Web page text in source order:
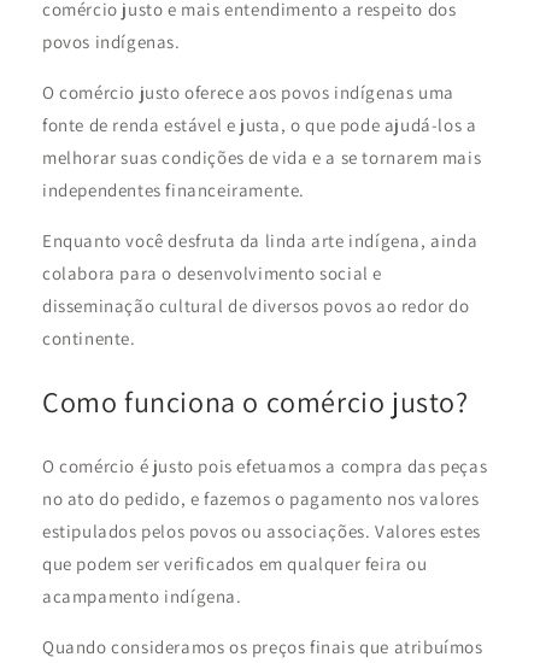
comércio justo e mais entendimento a respeito dos
povos indígenas.
O comércio justo oferece aos povos indígenas uma
fonte de renda estável e justa, o que pode ajudá-los a
melhorar suas condições de vida e a se tornarem mais
independentes financeiramente.
Enquanto você desfruta da linda arte indígena, ainda
colabora para o desenvolvimento social e
disseminação cultural de diversos povos ao redor do
continente.
Como funciona o comércio justo?
O comércio é justo pois efetuamos a compra das peças
no ato do pedido, e fazemos o pagamento nos valores
estipulados pelos povos ou associações. Valores estes
que podem ser verificados em qualquer feira ou
acampamento indígena.
Quando consideramos os preços finais que atribuímos